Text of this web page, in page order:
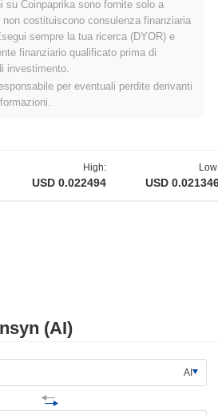
(AI)
AI
High:
USD 0.022494 USD
$0.081751
NaN
scambiato~73.23%al di sotto del suo ATH
di mercato di
al #496 posto a livello mondiale
Questa cifra è calcolata in base alla
su Coinpaprika sono fornite solo a
costituiscono consulenza finanziaria
sempre la tua ricerca (DYOR) e
finanziario qualificato prima di
investimento.
per eventuali perdite derivanti